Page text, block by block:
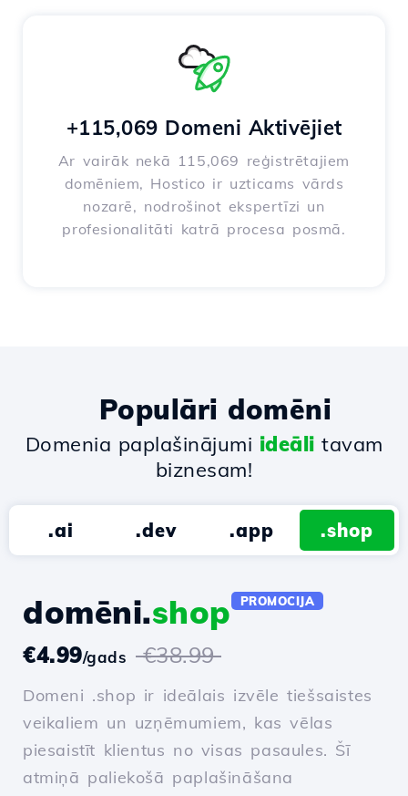
+115,069 Domeni Aktivējiet
Ar vairāk nekā 115,069 reģistrētajiem
domēniem, Hostico ir uzticams vārds
nozarē, nodrošinot ekspertīzi un
profesionalitāti katrā procesa posmā.
Populāri domēni
Domenia paplašinājumi ideāli tavam
biznesam!
.ai .dev .app .shop
domēni.shop PROMOCIJA
€4.99/gads €38.99
Domeni .shop ir ideālais izvēle tiešsaistes
veikaliem un uzņēmumiem, kas vēlas
piesaistīt klientus no visas pasaules. Šī
atmiņā paliekošā paplašināšana